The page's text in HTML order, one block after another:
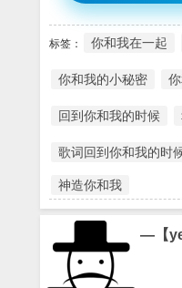
标签： 你和我在一起
你和我的小秘密
回到你和我的时候
歌词回到你和我的时
神造你和我
—【